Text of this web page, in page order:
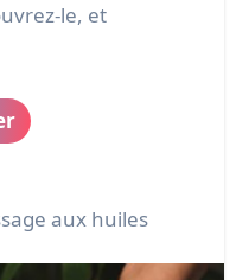
le, et
aux huiles